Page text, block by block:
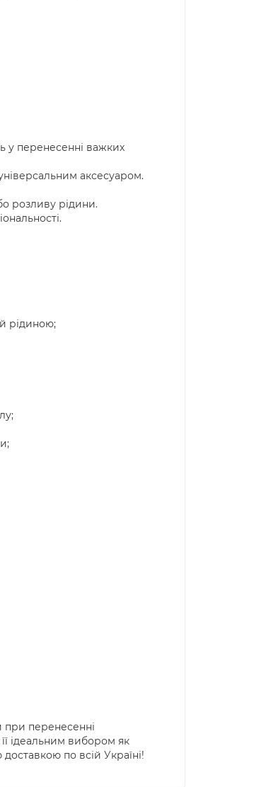
у перенесенні важких
аксесуаром.
розливу рідини.
рідиною;
при перенесенні
ідеальним вибором як
по всій Україні!